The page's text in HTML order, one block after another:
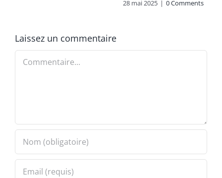
28 mai 2025 | 0 Comments
Laissez un commentaire
Commentaire